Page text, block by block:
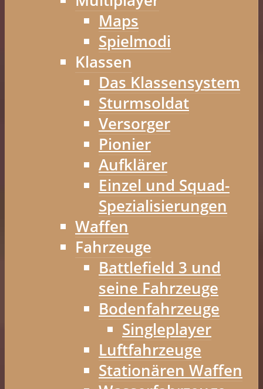
Maps
Spielmodi
Klassen
Das Klassensystem
Sturmsoldat
Versorger
Pionier
Aufklärer
Einzel und Squad-
Spezialisierungen
Waffen
Fahrzeuge
Battlefield 3 und
seine Fahrzeuge
Bodenfahrzeuge
Singleplayer
Luftfahrzeuge
Stationären Waffen